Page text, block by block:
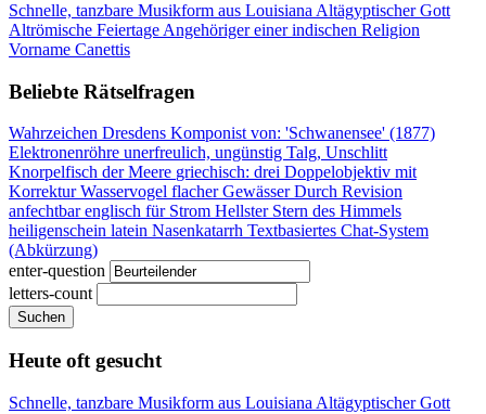
Schnelle, tanzbare Musikform aus Louisiana Altägyptischer Gott
Altrömische Feiertage Angehöriger einer indischen Religion
Vorname Canettis
Beliebte Rätselfragen
Wahrzeichen Dresdens Komponist von: 'Schwanensee' (1877)
Elektronenröhre unerfreulich, ungünstig Talg, Unschlitt
Knorpelfisch der Meere griechisch: drei Doppelobjektiv mit
KorrekturWasservogel flacher GewässerDurch Revision
anfechtbarenglisch für Strom Hellster Stern des Himmels
heiligenschein latein Nasenkatarrh Textbasiertes Chat-System
(Abkürzung)
enter-question
letters-count
Suchen
Heute oft gesucht
Schnelle, tanzbare Musikform aus Louisiana Altägyptischer Gott